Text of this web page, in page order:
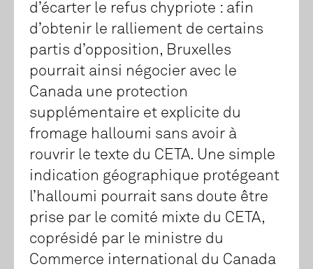
d’écarter le refus chypriote : afin
d’obtenir le ralliement de certains
partis d’opposition, Bruxelles
pourrait ainsi négocier avec le
Canada une protection
supplémentaire et explicite du
fromage halloumi sans avoir à
rouvrir le texte du CETA. Une simple
indication géographique protégeant
l’halloumi pourrait sans doute être
prise par le comité mixte du CETA,
coprésidé par le ministre du
Commerce international du Canada